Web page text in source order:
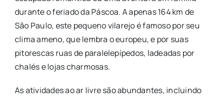
durante o feriado da Páscoa. A apenas 164 km de
São Paulo, este pequeno vilarejo é famoso por seu
clima ameno, que lembra o europeu, e por suas
pitorescas ruas de paralelepípedos, ladeadas por
chalés e lojas charmosas.
As atividades ao ar livre são abundantes, incluindo